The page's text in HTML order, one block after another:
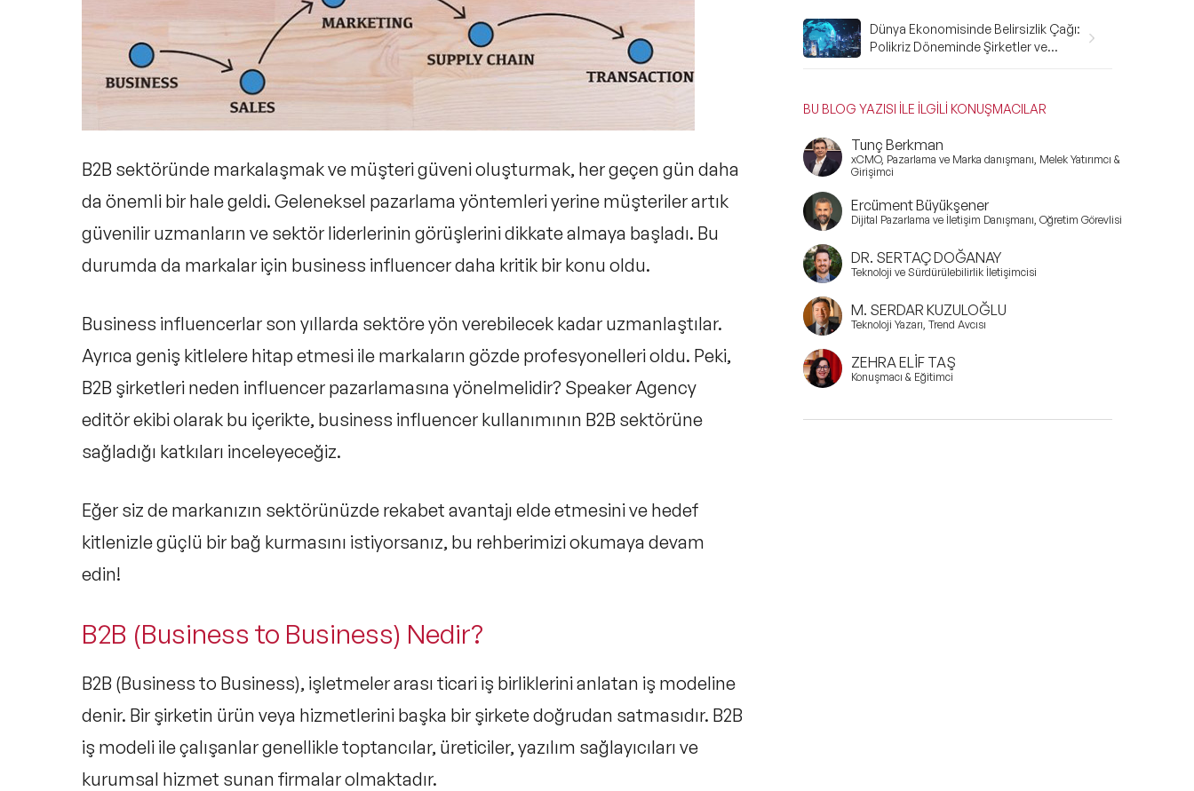
B2B sektöründe markalaşmak ve müşteri güveni oluşturmak, her geçen gün daha
da önemli bir hale geldi. Geleneksel pazarlama yöntemleri yerine müşteriler artık
güvenilir uzmanların ve sektör liderlerinin görüşlerini dikkate almaya başladı. Bu
durumda da markalar için business influencerdaha kritik bir konu oldu.
Business influencerlar son yıllarda sektöre yön verebilecek kadar uzmanlaştılar.
Ayrıca geniş kitlelere hitap etmesi ile markaların gözde profesyonelleri oldu. Peki,
B2B şirketleri neden influencer pazarlamasına yönelmelidir? Speaker Agency
editör ekibi olarak bu içerikte, business influencer kullanımının B2B sektörüne
sağladığı katkıları inceleyeceğiz.
Eğer siz de markanızın sektörünüzde rekabet avantajı elde etmesini ve hedef
kitlenizle güçlü bir bağ kurmasını istiyorsanız, bu rehberimizi okumaya devam
edin!
B2B (Business to Business) Nedir?
B2B (Business to Business), işletmeler arası ticari iş birliklerini anlatan iş modeline
denir. Bir şirketin ürün veya hizmetlerini başka bir şirkete doğrudan satmasıdır. B2B
iş modeli ile çalışanlar genellikle toptancılar, üreticiler, yazılım sağlayıcıları ve
kurumsal hizmet sunan firmalar olmaktadır.
Dünya Ekonomisinde Belirsizlik Çağı:
Polikriz Döneminde Şirketler ve
BU BLOG YAZISI İLE İLGİLİ KONUŞMACILAR
Tunç Berkman
xCMO, Pazarlama ve Marka danışmanı, Melek Yatırımcı &
Girişimci
Ercüment Büyükşener
Dijital Pazarlama ve İletişim Danışmanı, Öğretim Görevlisi
DR. SERTAÇ DOĞANAY
Teknoloji ve Sürdürülebilirlik İletişimcisi
M. SERDAR KUZULOĞLU
Teknoloji Yazarı, Trend Avcısı
ZEHRA ELİF TAŞ
Konuşmacı & Eğitimci